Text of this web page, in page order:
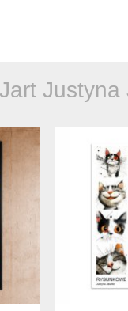
Justyna